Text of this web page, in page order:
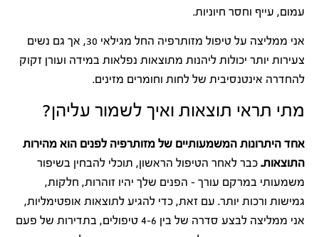
עמום, עייף וחסר חיוניות.
אני ממליצה על טיפול מזותרפיה החל מגילאי 30, אך גם נשים
צעירות יותר יכולות ליהנות מתוצאות נפלאות במידה ועורן זקוק
להחדרה אינטנסיבית של לחות וחומרים מזינים.
מתי תראי תוצאות ואיך לשמור עליהן?
אחד היתרונות המשמעותיים של מזותרפיה לפנים הוא מהירות
התוצאות. כבר לאחר הטיפול הראשון, תוכלי להבחין בשיפור
משמעותי במרקם עורך – הפנים שלך יהיו זוהרות, חלקות,
גמישות ורכות יותר. עם זאת, כדי להגיע לתוצאות אופטימליות,
אני ממליצה לבצע סדרה של בין 4-6 טיפולים, בתדירות של פעם